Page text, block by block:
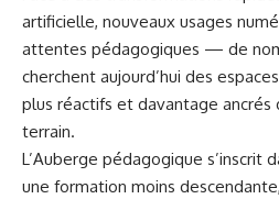
artificielle, nouveaux usages
attentes pédagogiques — de
cherchent aujourd’hui des
plus réactifs et davantage ancrés
terrain.
L’Auberge pédagogique s’inscrit
une formation moins